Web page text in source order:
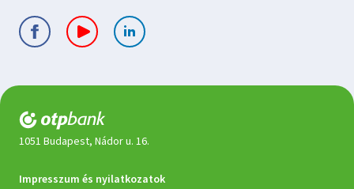
1051 Budapest, Nádor u. 16.
Jogi
Impresszum és nyilatkozatok